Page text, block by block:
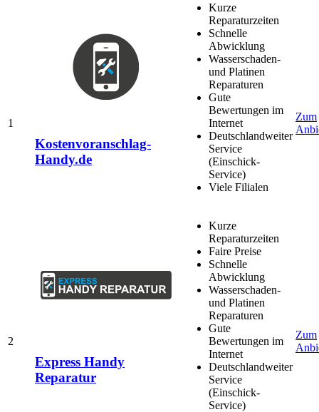
1
Kostenvoranschlag-
Handy.de
Kurze
Reparaturzeiten
Schnelle
Abwicklung
Wasserschaden-
und Platinen
Reparaturen
Gute
Bewertungen im
Internet
Deutschlandweiter
Service
(Einschick-
Service)
Viele Filialen
Zum
2
Express Handy
Reparatur
Kurze
Reparaturzeiten
Faire Preise
Schnelle
Abwicklung
Wasserschaden-
und Platinen
Reparaturen
Gute
Bewertungen im
Internet
Deutschlandweiter
Service
(Einschick-
Service)
Zum